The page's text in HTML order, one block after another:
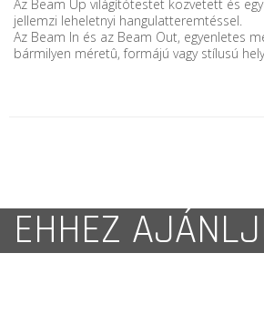
Az Beam Up világítótestet közvetett és
jellemzi leheletnyi hangulatteremtéssel.
Az Beam In és az Beam Out, egyenletes
bármilyen méretû, formájú vagy stílusú
EHHEZ